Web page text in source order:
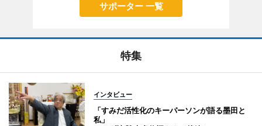
サポーター 一覧
特集
インタビュー
「すみだ活性化のキーパーソンが語る墨田と
私」